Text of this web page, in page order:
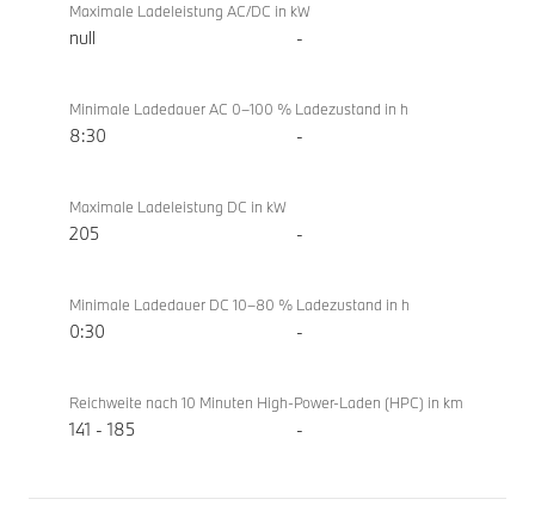
Maximale Ladeleistung AC/DC in kW
null -
Minimale Ladedauer AC 0–100 % Ladezustand in h
8:30 -
Maximale Ladeleistung DC in kW
205 -
Minimale Ladedauer DC 10–80 % Ladezustand in h
0:30 -
Reichweite nach 10 Minuten High-Power-Laden (HPC) in km
141 - 185 -